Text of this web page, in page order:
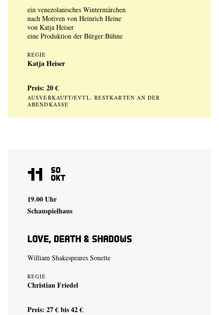
ein venezolanisches Wintermärchen
nach Motiven von Heinrich Heine
von Katja Heiser
eine Produktion der Bürger:Bühne
REGIE
Katja Heiser
Preis: 20 €
AUSVERKAUFT/EVTL. RESTKARTEN AN DER
ABENDKASSE
11 So
Okt
19.00 Uhr
Schauspielhaus
Love, Death & Shadows
William Shakespeares Sonette
REGIE
Christian Friedel
Preis: 27 € bis 42 €